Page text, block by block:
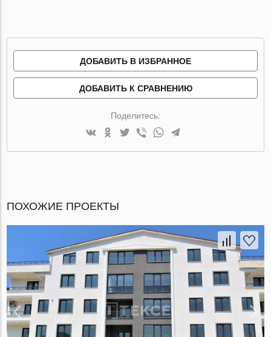
ДОБАВИТЬ В ИЗБРАННОЕ
ДОБАВИТЬ К СРАВНЕНИЮ
Поделитесь:
ПОХОЖИЕ ПРОЕКТЫ